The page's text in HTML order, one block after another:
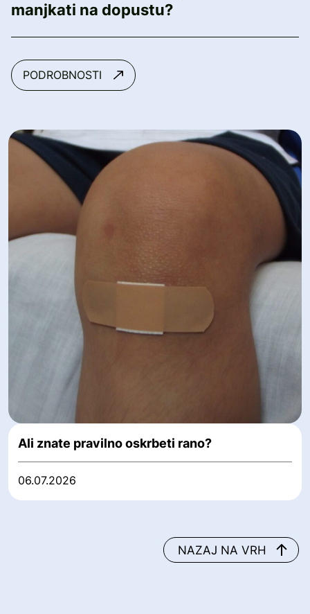
manjkati na dopustu?
PODROBNOSTI
Ali znate pravilno oskrbeti rano?
06.07.2026
NAZAJ NA VRH